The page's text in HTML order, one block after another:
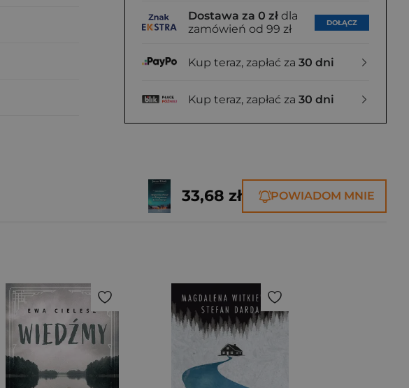
Dostawa za 0 zł dla
zamówień od 99 zł
DOŁĄCZ
Kup teraz, zapłać za 30 dni
Kup teraz, zapłać za 30 dni
33,68 zł POWIADOM MNIE